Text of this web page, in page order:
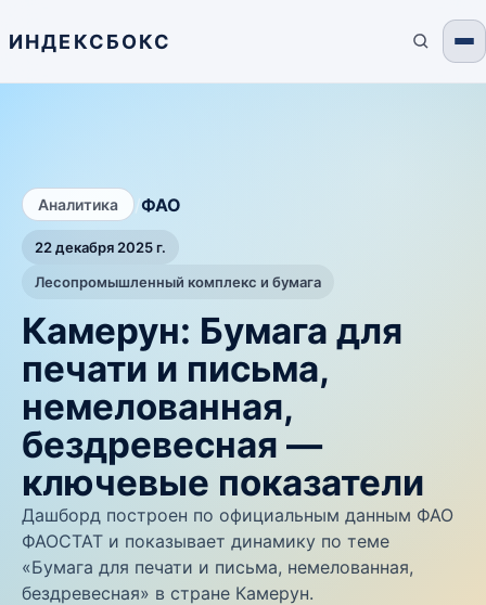
ИНДЕКСБОКС
Аналитика ФАО
22 декабря 2025 г.
Лесопромышленный комплекс и бумага
Камерун: Бумага для
печати и письма,
немелованная,
бездревесная —
ключевые показатели
Дашборд построен по официальным данным ФАО
ФАОСТАТ и показывает динамику по теме
«Бумага для печати и письма, немелованная,
бездревесная» в стране Камерун.